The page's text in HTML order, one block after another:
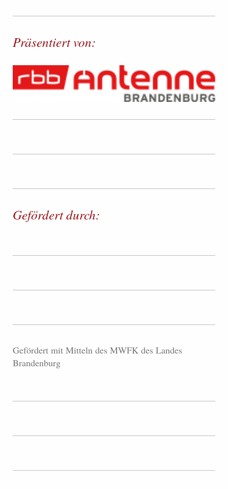
Präsentiert von:
Gefördert durch:
Gefördert mit Mitteln des MWFK des Landes
Brandenburg